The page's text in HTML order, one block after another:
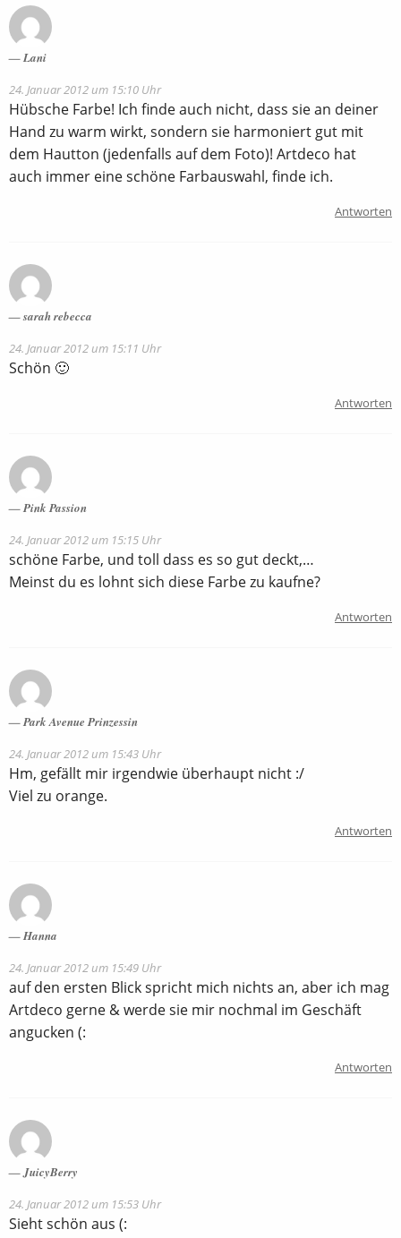
Lani
24. Januar 2012 um 15:10 Uhr
Hübsche Farbe! Ich finde auch nicht, dass sie an deiner
Hand zu warm wirkt, sondern sie harmoniert gut mit
dem Hautton (jedenfalls auf dem Foto)! Artdeco hat
auch immer eine schöne Farbauswahl, finde ich.
Antworten
sarah rebecca
24. Januar 2012 um 15:11 Uhr
Schön 🙂
Antworten
Pink Passion
24. Januar 2012 um 15:15 Uhr
schöne Farbe, und toll dass es so gut deckt,…
Meinst du es lohnt sich diese Farbe zu kaufne?
Antworten
Park Avenue Prinzessin
24. Januar 2012 um 15:43 Uhr
Hm, gefällt mir irgendwie überhaupt nicht :/
Viel zu orange.
Antworten
Hanna
24. Januar 2012 um 15:49 Uhr
auf den ersten Blick spricht mich nichts an, aber ich mag
Artdeco gerne & werde sie mir nochmal im Geschäft
angucken (:
Antworten
JuicyBerry
24. Januar 2012 um 15:53 Uhr
Sieht schön aus (: